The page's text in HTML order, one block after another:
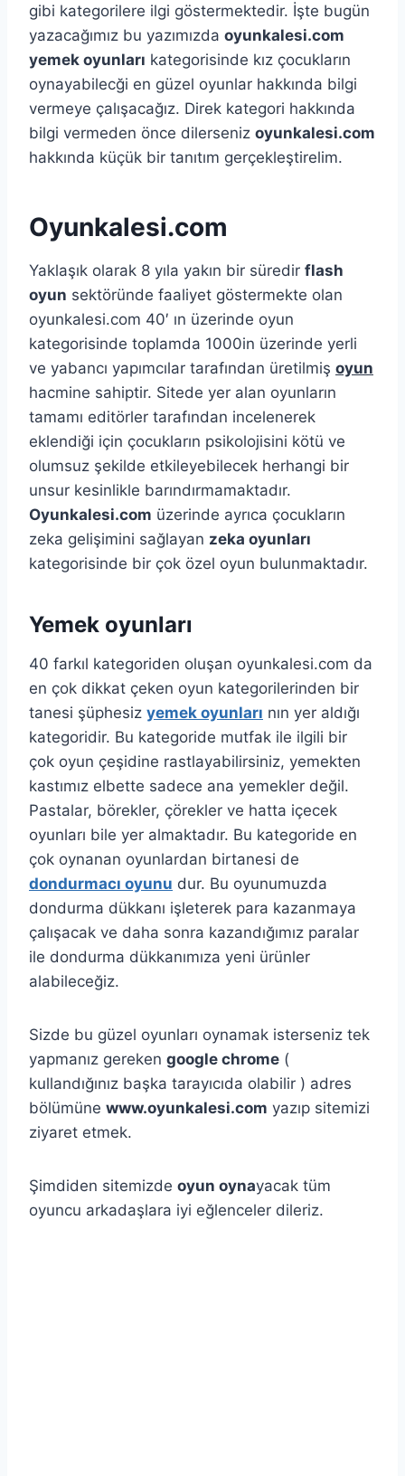
gibi kategorilere ilgi göstermektedir. İşte bugün
yazacağımız bu yazımızda oyunkalesi.com
yemek oyunları kategorisinde kız çocukların
oynayabilecği en güzel oyunlar hakkında bilgi
vermeye çalışacağız. Direk kategori hakkında
bilgi vermeden önce dilerseniz oyunkalesi.com
hakkında küçük bir tanıtım gerçekleştirelim.
Oyunkalesi.com
Yaklaşık olarak 8 yıla yakın bir süredir flash
oyun sektöründe faaliyet göstermekte olan
oyunkalesi.com 40′ ın üzerinde oyun
kategorisinde toplamda 1000in üzerinde yerli
ve yabancı yapımcılar tarafından üretilmiş oyun
hacmine sahiptir. Sitede yer alan oyunların
tamamı editörler tarafından incelenerek
eklendiği için çocukların psikolojisini kötü ve
olumsuz şekilde etkileyebilecek herhangi bir
unsur kesinlikle barındırmamaktadır.
Oyunkalesi.com üzerinde ayrıca çocukların
zeka gelişimini sağlayan zeka oyunları
kategorisinde bir çok özel oyun bulunmaktadır.
Yemek oyunları
40 farkıl kategoriden oluşan oyunkalesi.com da
en çok dikkat çeken oyun kategorilerinden bir
tanesi şüphesiz yemek oyunları nın yer aldığı
kategoridir. Bu kategoride mutfak ile ilgili bir
çok oyun çeşidine rastlayabilirsiniz, yemekten
kastımız elbette sadece ana yemekler değil.
Pastalar, börekler, çörekler ve hatta içecek
oyunları bile yer almaktadır. Bu kategoride en
çok oynanan oyunlardan birtanesi de
dondurmacı oyunu dur. Bu oyunumuzda
dondurma dükkanı işleterek para kazanmaya
çalışacak ve daha sonra kazandığımız paralar
ile dondurma dükkanımıza yeni ürünler
alabileceğiz.
Sizde bu güzel oyunları oynamak isterseniz tek
yapmanız gereken google chrome (
kullandığınız başka tarayıcıda olabilir ) adres
bölümüne www.oyunkalesi.com yazıp sitemizi
ziyaret etmek.
Şimdiden sitemizde oyun oynayacak tüm
oyuncu arkadaşlara iyi eğlenceler dileriz.